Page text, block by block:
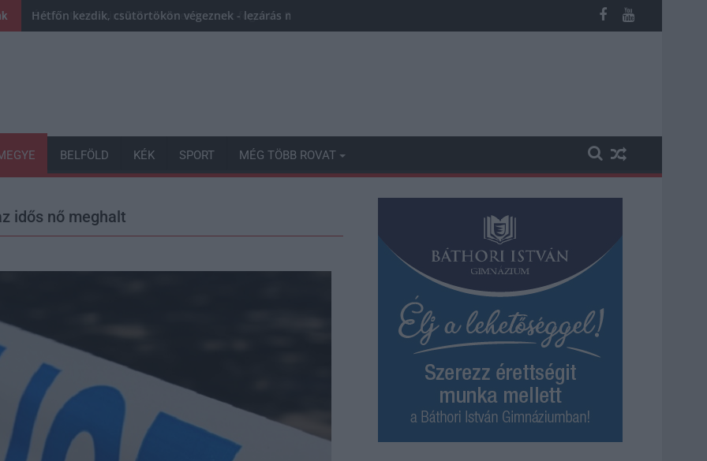
Hétfőn kezdik, csütörtökön végeznek - lezárás miatt fennakadásokra és pótlóbuszos közlekedésre számítsunk az egyik
BELFÖLD KÉK SPORT MÉG TÖBB ROVAT
idős nő meghalt